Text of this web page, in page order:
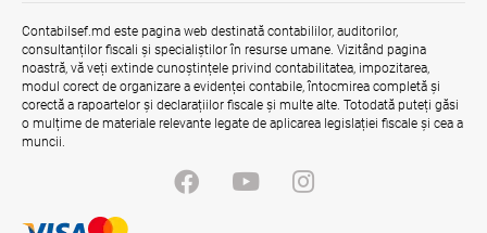
la standardele internaționale și bunele
practici
04.08.2026 Ministerul Finanțelor
Contabilsef.md este pagina web destinată contabililor, auditorilor,
consultanților fiscali și specialiștilor în resurse umane. Vizitând pagina
noastră, vă veți extinde cunoștințele privind contabilitatea, impozitarea,
modul corect de organizare a evidenței contabile, întocmirea completă și
corectă a rapoartelor și declarațiilor fiscale și multe alte. Totodată puteți găsi
o mulțime de materiale relevante legate de aplicarea legislației fiscale și cea a
muncii.